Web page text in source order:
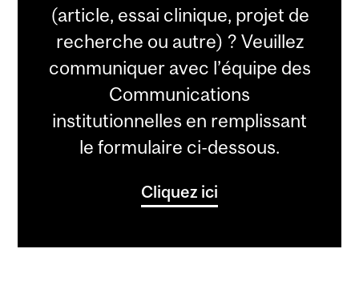
(article, essai clinique, projet de
recherche ou autre) ? Veuillez
communiquer avec l’équipe des
Communications
institutionnelles en remplissant
le formulaire ci-dessous.
Cliquez ici